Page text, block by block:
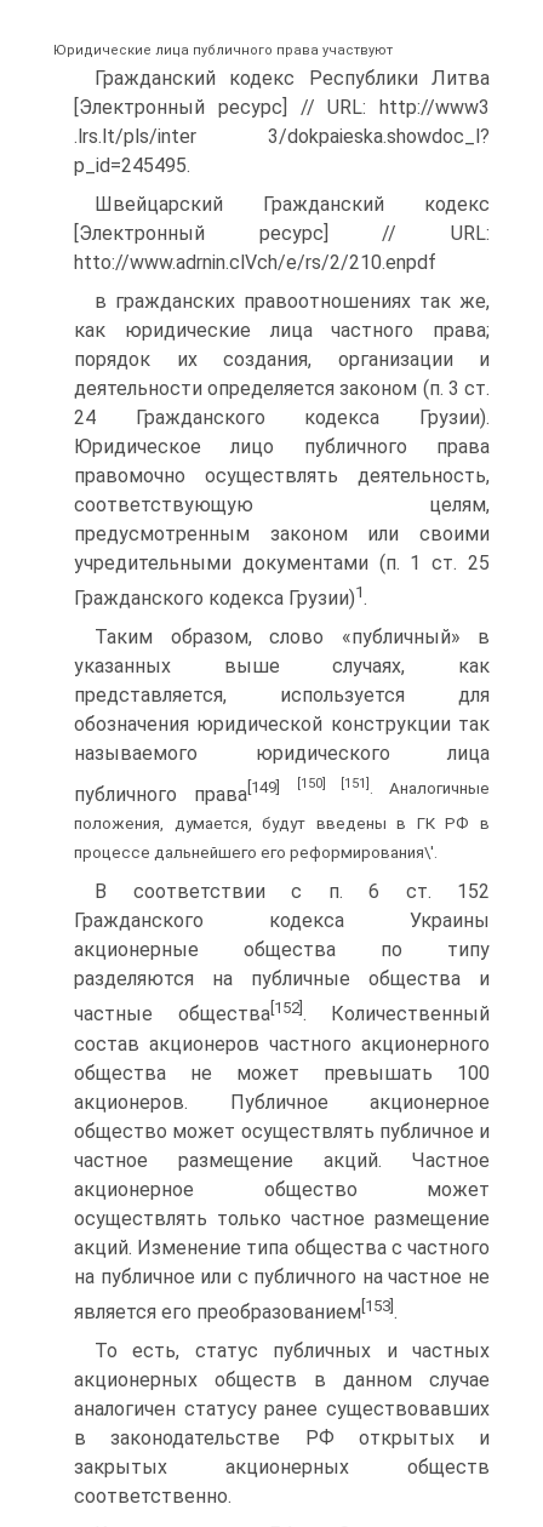
Юридические лица публичного права участвуют
Гражданский кодекс Республики Литва
[Электронный ресурс] // URL: http://www3
.lrs.lt/pls/inter 3/dokpaieska.showdoc_l?
p_id=245495.
Швейцарский Гражданский кодекс
[Электронный ресурс] // URL:
htto://www.adrnin.clVch/e/rs/2/210.enpdf
в гражданских правоотношениях так же,
как юридические лица частного права;
порядок их создания, организации и
деятельности определяется законом (п. 3 ст.
24 Гражданского кодекса Грузии).
Юридическое лицо публичного права
правомочно осуществлять деятельность,
соответствующую целям,
предусмотренным законом или своими
учредительными документами (п. 1 ст. 25
Гражданского кодекса Грузии)1.
Таким образом, слово «публичный» в
указанных выше случаях, как
представляется, используется для
обозначения юридической конструкции так
называемого юридического лица
публичного права [149] [150] [151]
. Аналогичные
положения, думается, будут введены в ГК РФ в
процессе дальнейшего его реформирования\'.
В соответствии с п. 6 ст. 152
Гражданского кодекса Украины
акционерные общества по типу
разделяются на публичные общества и
частные общества [152]. Количественный
состав акционеров частного акционерного
общества не может превышать 100
акционеров. Публичное акционерное
общество может осуществлять публичное и
частное размещение акций. Частное
акционерное общество может
осуществлять только частное размещение
акций. Изменение типа общества с частного
на публичное или с публичного на частное не
является его преобразованием [153].
То есть, статус публичных и частных
акционерных обществ в данном случае
аналогичен статусу ранее существовавших
в законодательстве РФ открытых и
закрытых акционерных обществ
соответственно.